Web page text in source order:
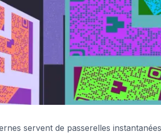
servent de passerelles